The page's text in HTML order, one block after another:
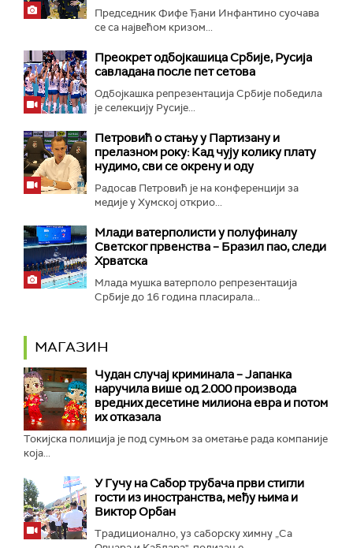
Председник Фифе Ђани Инфантино суочава
се са највећом кризом...
Преокрет одбојкашица Србије, Русија
савладана после пет сетова
Одбојкашка репрезентација Србије победила
је селекцију Русије...
Петровић о стању у Партизану и
прелазном року: Кад чују колику плату
нудимо, сви се окрену и оду
Радосав Петровић је на конференцији за
медије у Хумској открио...
Mлади ватерполисти у полуфиналу
Светског првенства – Бразил пао, следи
Хрватска
Млада мушка ватерполо репрезентација
Србије до 16 година пласирала...
МАГАЗИН
Чудан случај криминала – Јапанка
наручила више од 2.000 производа
вредних десетине милиона евра и потом
их отказала
Токијска полиција је под сумњом за ометање рада компаније
која...
У Гучу на Сабор трубача први стигли
гости из иностранства, међу њима и
Виктор Орбан
Традиционално, уз саборску химну „Са